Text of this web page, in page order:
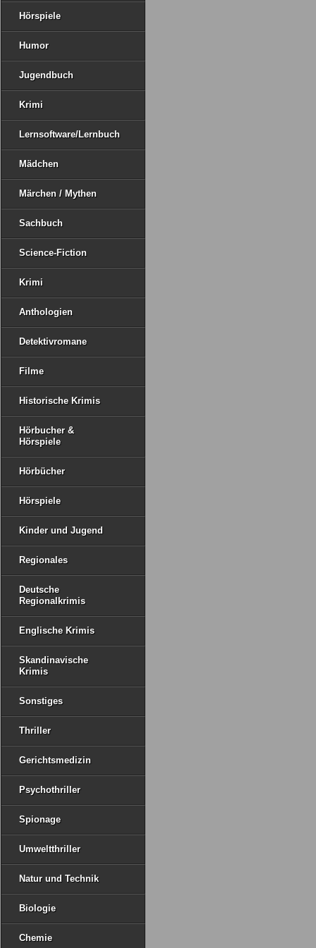
Hörspiele
Humor
Jugendbuch
Krimi
Lernsoftware/Lernbuch
Mädchen
Märchen / Mythen
Sachbuch
Science-Fiction
Krimi
Anthologien
Detektivromane
Filme
Historische Krimis
Hörbucher &
Hörspiele
Hörbücher
Hörspiele
Kinder und Jugend
Regionales
Deutsche
Regionalkrimis
Englische Krimis
Skandinavische
Krimis
Sonstiges
Thriller
Gerichtsmedizin
Psychothriller
Spionage
Umweltthriller
Natur und Technik
Biologie
Chemie